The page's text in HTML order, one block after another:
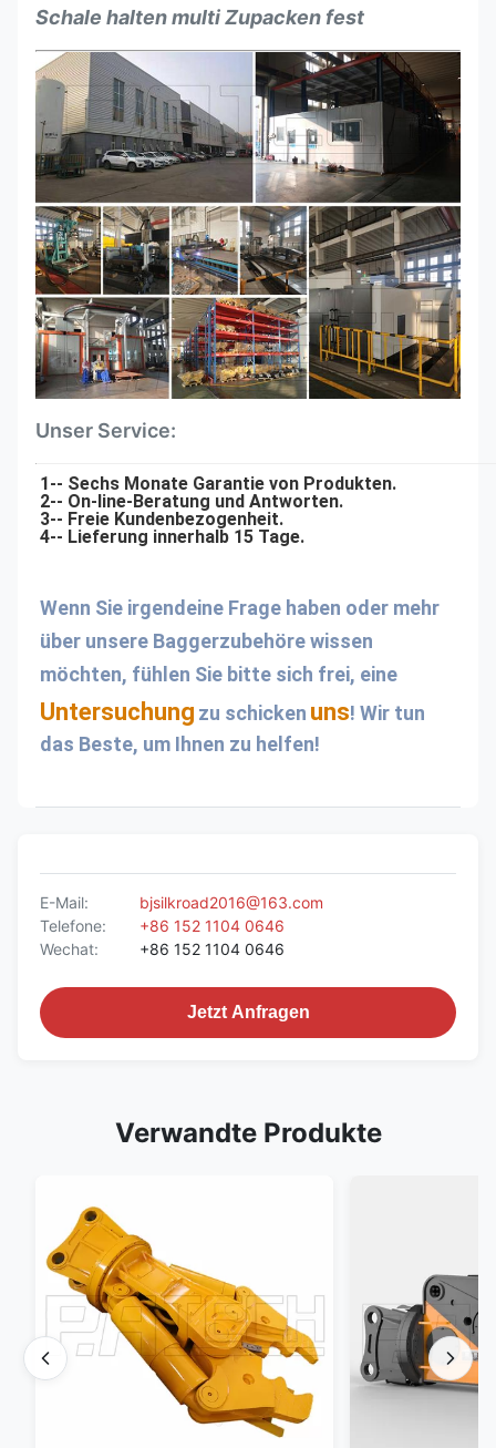
Schale halten multi Zupacken fest
Unser Service:
1-- Sechs Monate Garantie von Produkten.
2-- On-line-Beratung und Antworten.
3-- Freie Kundenbezogenheit.
4-- Lieferung innerhalb 15 Tage.
Wenn Sie irgendeine Frage haben oder mehr
über unsere Baggerzubehöre wissen
möchten, fühlen Sie bitte sich frei, eine
Untersuchung zu schicken uns! Wir tun
das Beste, um Ihnen zu helfen!
E-Mail:
bjsilkroad2016@163.com
Telefone:
+86 152 1104 0646
Wechat:
+86 152 1104 0646
Jetzt Anfragen
Verwandte Produkte